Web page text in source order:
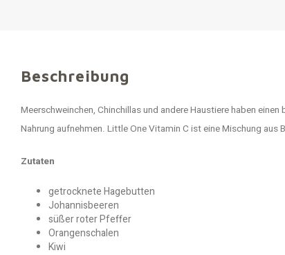
Beschreibung
Meerschweinchen, Chinchillas und andere Haustiere haben
Nahrung aufnehmen. Little One Vitamin C ist eine Mischung
Zutaten
getrocknete Hagebutten
Johannisbeeren
süßer roter Pfeffer
Orangenschalen
Kiwi